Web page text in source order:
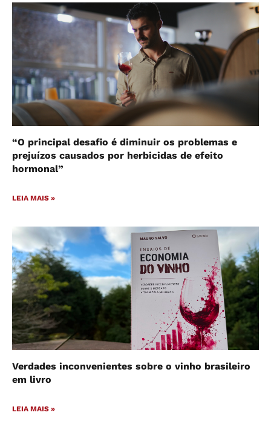
“O principal desafio é diminuir os problemas e
prejuízos causados por herbicidas de efeito
hormonal”
LEIA MAIS »
Verdades inconvenientes sobre o vinho brasileiro
em livro
LEIA MAIS »